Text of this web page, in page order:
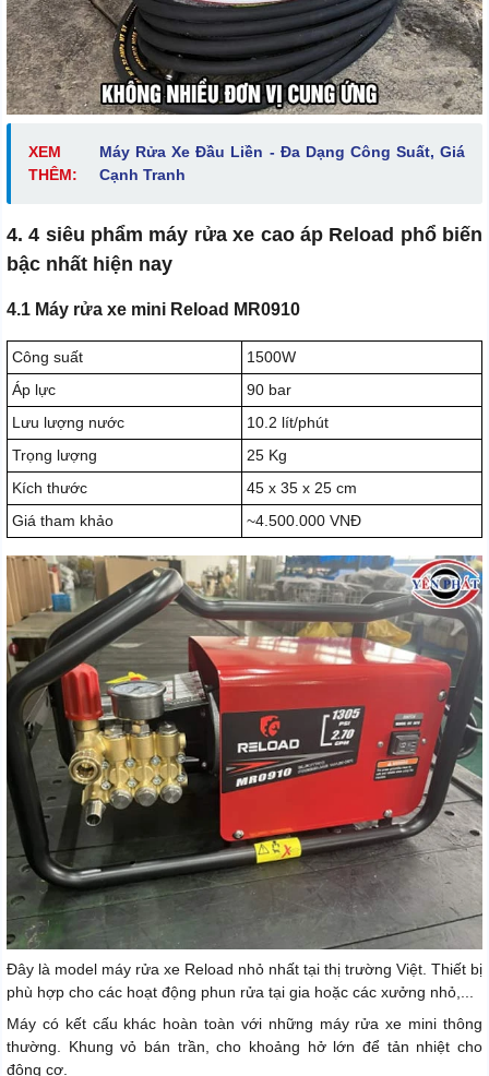
XEM
THÊM:
Máy Rửa Xe Đầu Liền - Đa Dạng Công Suất, Giá
Cạnh Tranh
4. 4 siêu phẩm máy rửa xe cao áp Reload phổ biến
bậc nhất hiện nay
4.1 Máy rửa xe mini Reload MR0910
Công suất
1500W
Áp lực
90 bar
Lưu lượng nước
10.2 lít/phút
Trọng lượng
25 Kg
Kích thước
45 x 35 x 25 cm
Giá tham khảo
~4.500.000 VNĐ
Đây là model máy rửa xe Reload nhỏ nhất tại thị trường Việt. Thiết bị
phù hợp cho các hoạt động phun rửa tại gia hoặc các xưởng nhỏ,...
Máy có kết cấu khác hoàn toàn với những máy rửa xe mini thông
thường. Khung vỏ bán trần, cho khoảng hở lớn để tản nhiệt cho
động cơ.